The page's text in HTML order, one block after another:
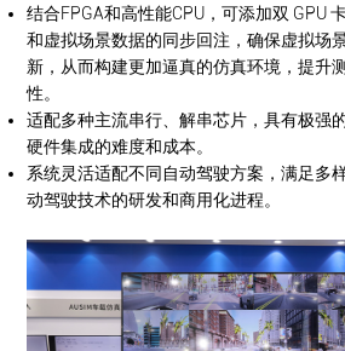
结合FPGA和高性能CPU，可添加双 GPU
和虚拟场景数据的同步回注，确保虚拟场
新，从而构建更加逼真的仿真环境，提升
性。
适配多种主流串行、解串芯片，具有极强
硬件集成的难度和成本。
系统灵活适配不同自动驾驶方案，满足多
动驾驶技术的研发和商用化进程。